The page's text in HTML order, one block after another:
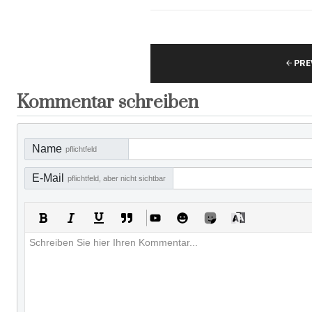
Kommentar schreiben
Name pflichtfeld
E-Mail pflichtfeld, aber nicht sichtbar